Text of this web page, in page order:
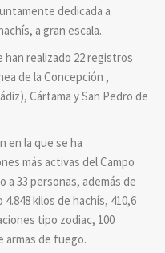
dedicada a
a gran escala.
han realizado 22 registros
de la Concepción ,
Cártama y San Pedro de
en la que se ha
más activas del Campo
a 33 personas, además de
kilos de hachís, 410,6
tipo zodiac, 100
armas de fuego.